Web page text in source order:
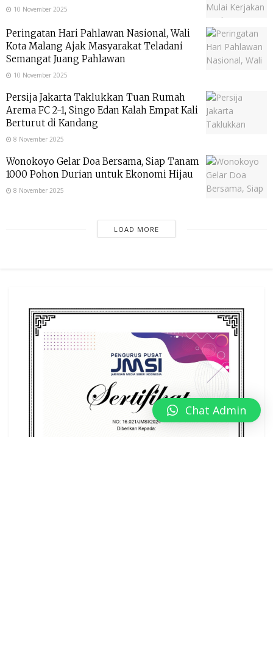
10 November 2025
Peringatan Hari Pahlawan Nasional, Wali
Kota Malang Ajak Masyarakat Teladani
Semangat Juang Pahlawan
10 November 2025
Persija Jakarta Taklukkan Tuan Rumah
Arema FC 2-1, Singo Edan Kalah Empat Kali
Berturut di Kandang
8 November 2025
Wonokoyo Gelar Doa Bersama, Siap Tanam
1000 Pohon Durian untuk Ekonomi Hijau
8 November 2025
LOAD MORE
Chat Admin